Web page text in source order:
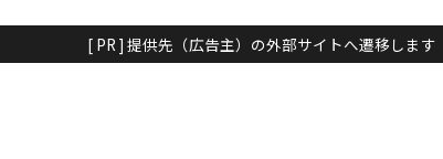
[ PR ] 提供先（広告主）の外部サイトへ遷移します